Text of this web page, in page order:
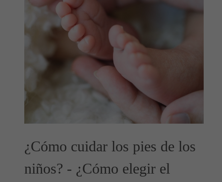
¿Cómo cuidar los pies de los
niños? - ¿Cómo elegir el